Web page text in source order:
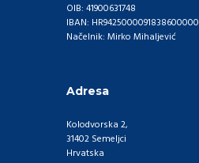
OIB: 41900631748
IBAN: HR9425000091838600000
Načelnik: Mirko Mihaljević
Adresa
Kolodvorska 2,
31402 Semeljci
Hrvatska